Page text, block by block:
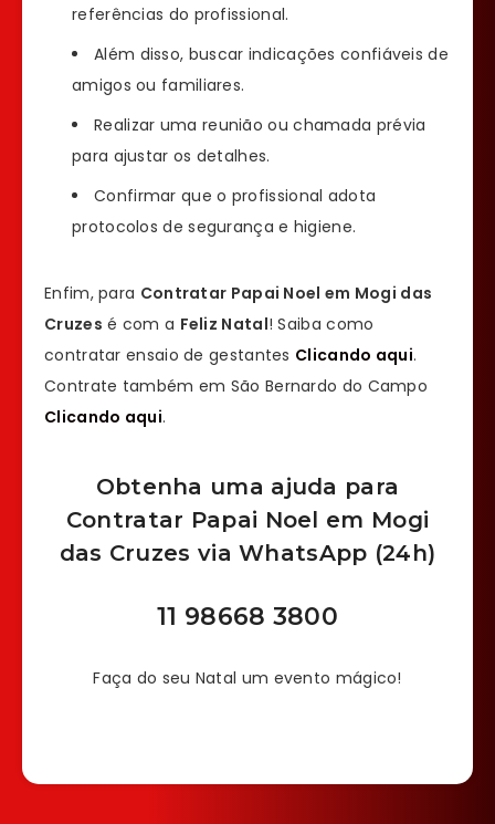
referências do profissional.
Além disso, buscar indicações confiáveis de
amigos ou familiares.
Realizar uma reunião ou chamada prévia
para ajustar os detalhes.
Confirmar que o profissional adota
protocolos de segurança e higiene.
Enfim, para Contratar Papai Noel em Mogi das
Cruzes é com a Feliz Natal! Saiba como
contratar ensaio de gestantes Clicando aqui.
Contrate também em São Bernardo do Campo
Clicando aqui.
Obtenha uma ajuda para
Contratar Papai Noel em Mogi
das Cruzes via WhatsApp (24h)
11 98668 3800
Faça do seu Natal um evento mágico!